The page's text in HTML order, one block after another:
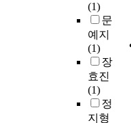
(1)
문
예지
(1)
장
효진
(1)
정
지형